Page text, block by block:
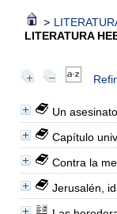
>
LITERATURA
Un
Capítulo
Contra la
Jerusalén,